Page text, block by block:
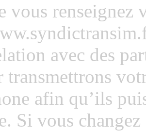
vous renseignez
avec des
transmettrons
afin qu’ils
Si vous